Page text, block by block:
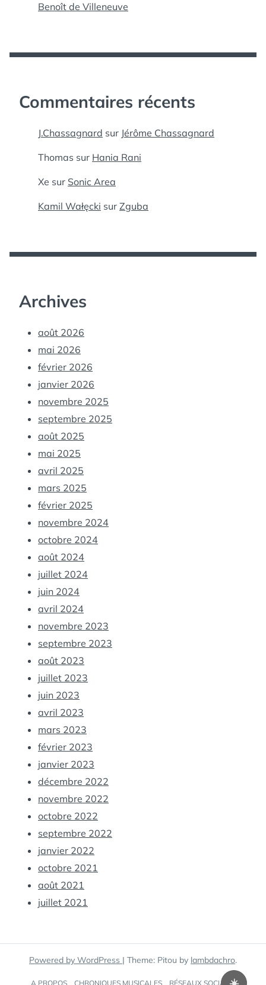
Benoît de Villeneuve
Commentaires récents
J.Chassagnard sur Jérôme Chassagnard
Thomas sur Hania Rani
Xe sur Sonic Area
Kamil Wałęcki sur Zguba
Archives
août 2026
mai 2026
février 2026
janvier 2026
novembre 2025
septembre 2025
août 2025
mai 2025
avril 2025
mars 2025
février 2025
novembre 2024
octobre 2024
août 2024
juillet 2024
juin 2024
avril 2024
novembre 2023
septembre 2023
août 2023
juillet 2023
juin 2023
avril 2023
mars 2023
février 2023
janvier 2023
décembre 2022
novembre 2022
octobre 2022
septembre 2022
janvier 2022
octobre 2021
août 2021
juillet 2021
Powered by WordPress | Theme: Pitou by lambdachro.
A PROPOS CHRONIQUES MUSICALES RÉSEAUX SOCIAUX